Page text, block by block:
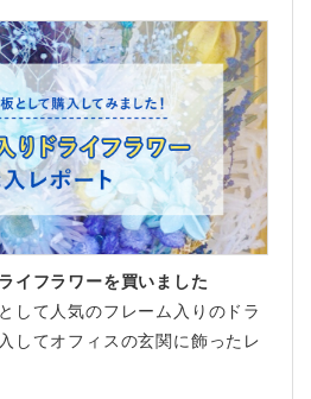
イフラワーを買いました
して人気のフレーム入りのドラ
してオフィスの玄関に飾ったレ